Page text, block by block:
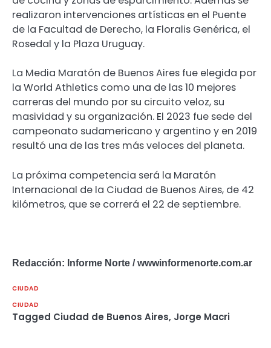
realizaron intervenciones artísticas en el Puente
de la Facultad de Derecho, la Floralis Genérica, el
Rosedal y la Plaza Uruguay.
La Media Maratón de Buenos Aires fue elegida por
la World Athletics como una de las 10 mejores
carreras del mundo por su circuito veloz, su
masividad y su organización. El 2023 fue sede del
campeonato sudamericano y argentino y en 2019
resultó una de las tres más veloces del planeta.
La próxima competencia será la Maratón
Internacional de la Ciudad de Buenos Aires, de 42
kilómetros, que se correrá el 22 de septiembre.
Redacción: Informe Norte / wwwinformenorte.com.ar
CIUDAD
CIUDAD
Tagged Ciudad de Buenos Aires, Jorge Macri